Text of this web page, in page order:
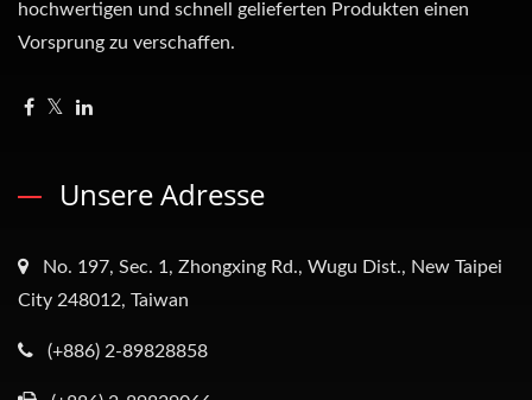
hochwertigen und schnell gelieferten Produkten einen
Vorsprung zu verschaffen.
Unsere Adresse
No. 197, Sec. 1, Zhongxing Rd., Wugu Dist., New Taipei
City 248012, Taiwan
(+886) 2-89828858